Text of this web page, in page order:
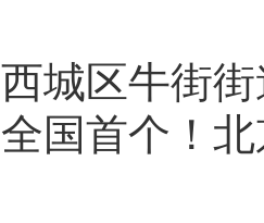
西城区牛街
全国首个！